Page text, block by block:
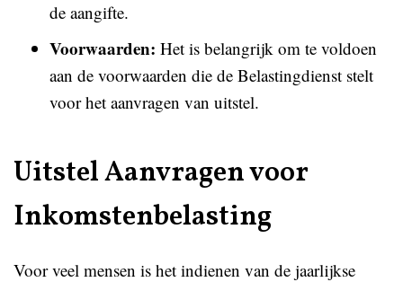
de aangifte.
Voorwaarden: Het is belangrijk om te voldoen
aan de voorwaarden die de Belastingdienst stelt
voor het aanvragen van uitstel.
Uitstel Aanvragen voor
Inkomstenbelasting
Voor veel mensen is het indienen van de jaarlijkse